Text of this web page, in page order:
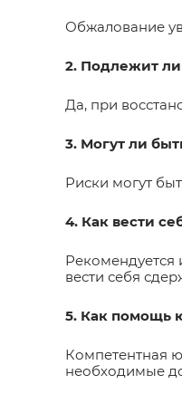
Обжалование
2. Подлежит
Да, при
3. Могут ли
Риски могут
4. Как вести
Рекомендуется
вести себя
5. Как помощь
Компетентная
необходимые